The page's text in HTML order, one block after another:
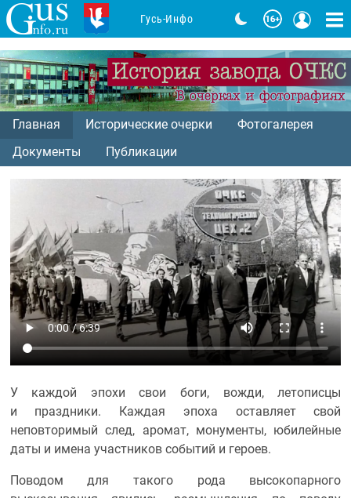
Главная Исторические очерки
Фотогалерея
Документы
Публикации
У каждой эпохи свои боги, вожди, летописцы
и праздники. Каждая эпоха оставляет свой
неповторимый след, аромат, монументы, юбилейные
даты и имена участников событий и героев.
Поводом для такого рода высокопарного
Гусь-Инфо